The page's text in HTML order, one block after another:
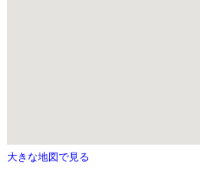
大きな地図で見る